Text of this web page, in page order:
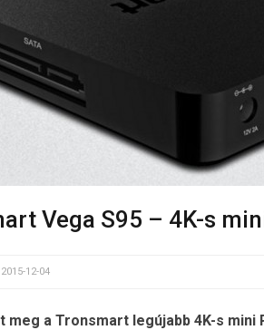
Vega S95 – 4K-s
2015-12-04
meg a Tronsmart legújabb 4K-s mini